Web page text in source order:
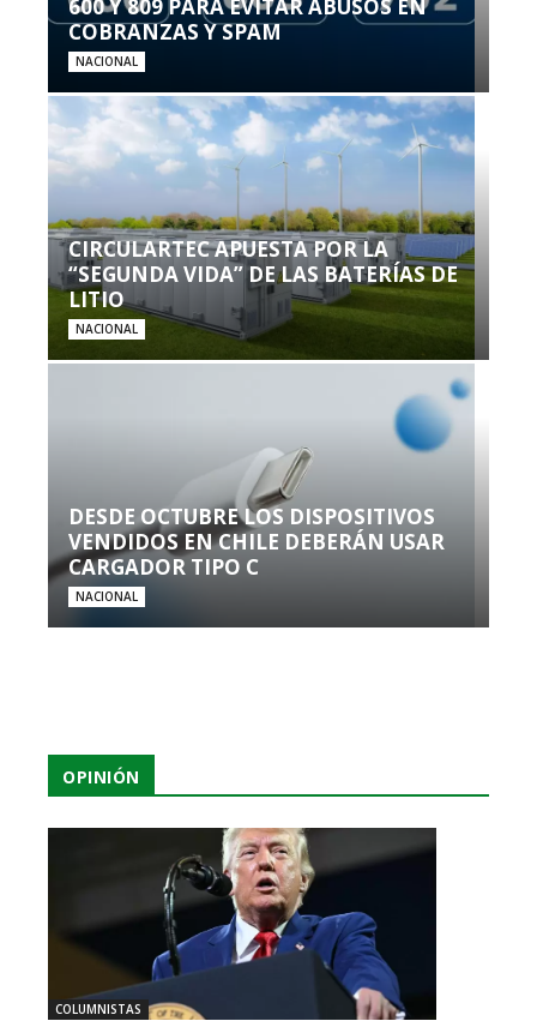
600 Y 809 PARA EVITAR ABUSOS EN
COBRANZAS Y SPAM
NACIONAL
CIRCULARTEC APUESTA POR LA
“SEGUNDA VIDA” DE LAS BATERÍAS DE
LITIO
NACIONAL
DESDE OCTUBRE LOS DISPOSITIVOS
VENDIDOS EN CHILE DEBERÁN USAR
CARGADOR TIPO C
NACIONAL
OPINIÓN
COLUMNISTAS